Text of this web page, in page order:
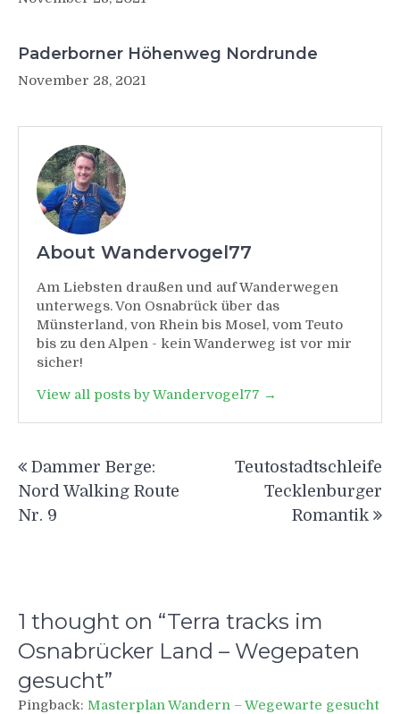
Paderborner Höhenweg Nordrunde
November 28, 2021
About Wandervogel77
Am Liebsten draußen und auf Wanderwegen
unterwegs. Von Osnabrück über das
Münsterland, von Rhein bis Mosel, vom Teuto
bis zu den Alpen - kein Wanderweg ist vor mir
sicher!
View all posts by Wandervogel77 →
Dammer Berge:
Nord Walking Route
Nr. 9
Teutostadtschleife
Tecklenburger
Romantik
1 thought on “Terra tracks im
Osnabrücker Land – Wegepaten
gesucht”
Pingback: Masterplan Wandern – Wegewarte gesucht